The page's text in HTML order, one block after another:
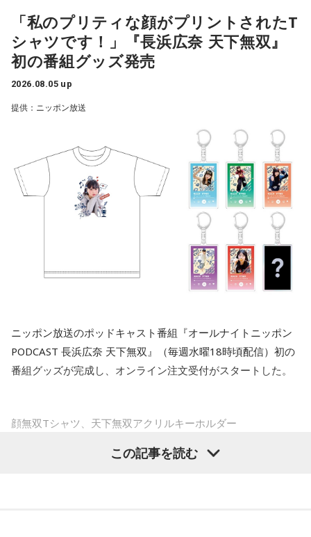
手を伸ばしましょう。こしょうやワサビなど、ピリッとした
スパイスが◎。
【7位】獅子座（しし座）
仕事やキャリアに対してじっくり向き合うと良い日。成果を
急ぐよりも、今あるものをしっかり守り固めることを意識し
ましょう。出費を抑えたいなら、必要かどうかを一晩寝かせ
【8位】双子座（ふたご座）
心の奥にしまっていたものが浮かび上がりやすい日。過去の
人間関係や手放したはずの気持ちが顔を出すかもしれません
が、無理に蓋をしなくて大丈夫。今の自分として受け止め直
すことで、気持ちが軽くなりそうです。お寺に足を運ぶと心
【9位】水瓶座（みずがめ座）
心地よく整えると良い日。散らかっている場所を片づけた
やわらぐはず。お気に入りのグラスで飲み物を楽しんでみま
しょう。
【10位】牡羊座（おひつじ座）
いスキルや資格への投資は、今日は情報収集にとどめておく
下げは初めてとなります」
長野智子「結局、財源もハッキリしないままでいます」
鈴木 「鈴木（俊一）幹事長も言っていましたね。明示しなが
ら話してください、と」
「党としては賛成していませんよ、という、におい
がプンプンする発言でしたね。政府で財源のことは手当をし
てくださいね、ということですよね。でも財源についてはま
だきちんとしたものは出ていません」
「租税特別措置や補助金の見直しをして、という感じが
「本当のハラは、税収の上振れがあるから大丈夫だ、と
長野「よくテレビでもエコノミストの方が言っていますね。
税収の上振れで2027年度はプライマリーバランス1.4兆円の
黒字化、みたいな話は報じられています」
ている中、国はビックリするほど税金が入ってきているわけ
です。思ったより税収があるから、2026年だってプライマリ
「私のプリティな顔がプリントされたT
シャツです！」『長浜広奈 天下無双』
初の番組グッズ発売
2026.08.05 up
提供：ニッポン放送
ニッポン放送のポッドキャスト番組『オールナイトニッポン
PODCAST 長浜広奈 天下無双』（毎週水曜18時頃配信）初の
番組グッズが完成し、オンライン注文受付がスタートした。
顔無双Tシャツ、天下無双アクリルキーホルダー
ラインナップは、パーソナリティの長浜広奈の顔を大胆にプ
この記事を読む